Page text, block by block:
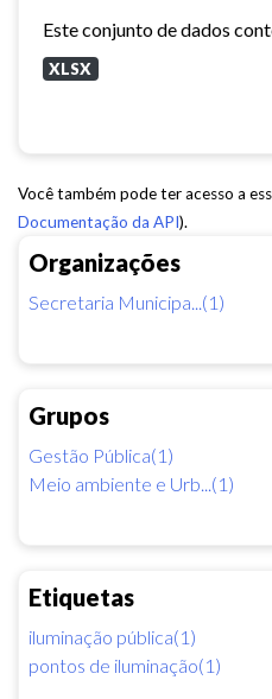
Organizações
Secretaria Municipa...(1)
Grupos
Gestão Pública(1)
Meio ambiente e Urb...(1)
Etiquetas
iluminação pública(1)
pontos de iluminação(1)
XLSX
Você também pode ter acesso a
Documentação da API).